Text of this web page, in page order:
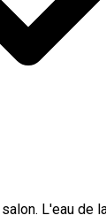
L'eau de